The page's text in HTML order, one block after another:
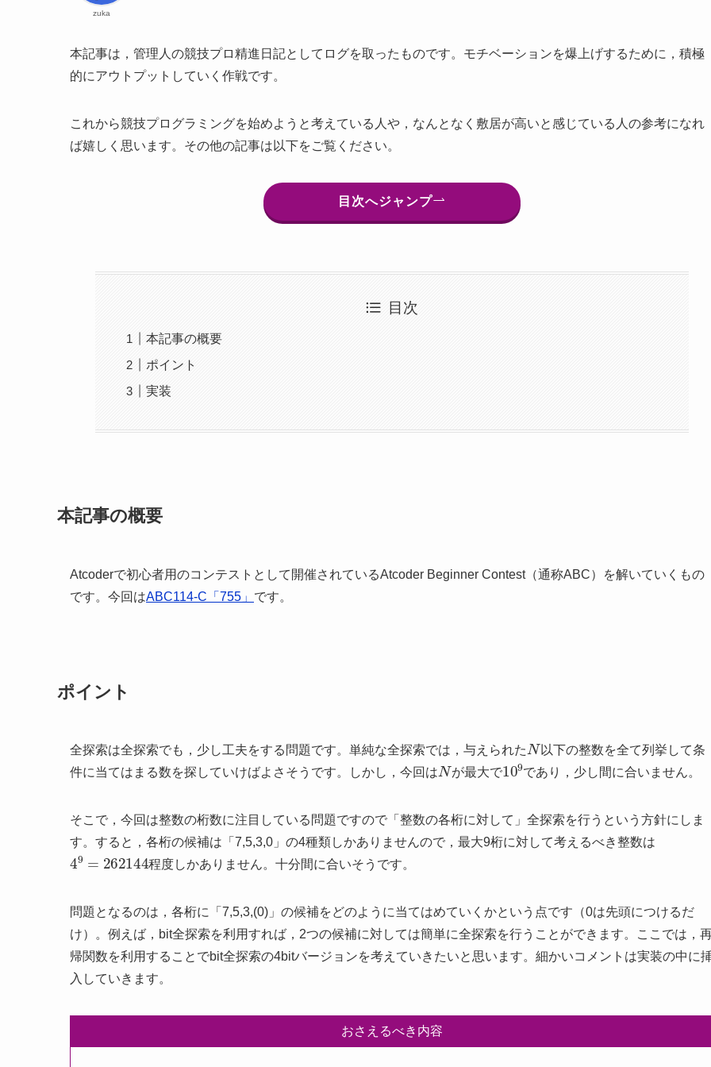
zuka
本記事は，管理人の競技プロ精進日記としてログを取ったものです。モチベーションを爆上げするために，積極
的にアウトプットしていく作戦です。
これから競技プログラミングを始めようと考えている人や，なんとなく敷居が高いと感じている人の参考になれ
ば嬉しく思います。その他の記事は以下をご覧ください。
目次へジャンプ
目次
本記事の概要
ポイント
実装
本記事の概要
Atcoderで初心者用のコンテストとして開催されているAtcoder Beginner Contest（通称ABC）を解いていくもの
です。今回はABC114-C「755」 です。
ポイント
全探索は全探索でも，少し工夫をする問題です。単純な全探索では，与えられた
N
以下の整数を全て列挙して条
件に当てはまる数を探していけばよさそうです。しかし，今回は
N
が最大で
109
であり，少し間に合いません。
そこで，今回は整数の桁数に注目している問題ですので「整数の各桁に対して」全探索を行うという方針にしま
す。すると，各桁の候補は「7,5,3,0」の4種類しかありませんので，最大9桁に対して考えるべき整数は
49 262144
程度しかありません。十分間に合いそうです。
問題となるのは，各桁に「7,5,3,(0)」の候補をどのように当てはめていくかという点です（0は先頭につけるだ
け）。例えば，bit全探索を利用すれば，2つの候補に対しては簡単に全探索を行うことができます。ここでは，
帰関数を利用することでbit全探索の4bitバージョンを考えていきたいと思います。細かいコメントは実装の中に
入していきます。
おさえるべき内容